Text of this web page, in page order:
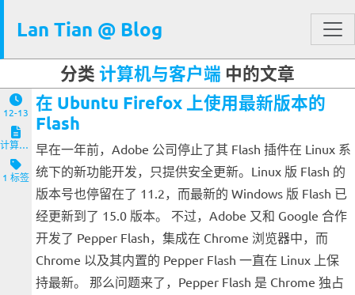
Lan Tian @ Blog
分类 计算机与客户端 中的文章
12-13
计算机与客户端
1 标签
在 Ubuntu Firefox 上使用最新版本的
Flash
早在一年前，Adobe 公司停止了其 Flash 插件在 Linux 系
统下的新功能开发，只提供安全更新。Linux 版 Flash 的
版本号也停留在了 11.2，而最新的 Windows 版 Flash 已
经更新到了 15.0 版本。 不过，Adobe 又和 Google 合作
开发了 Pepper Flash，集成在 Chrome 浏览器中，而
Chrome 以及其内置的 Pepper Flash 一直在 Linux 上保
持最新。 那么问题来了，Pepper Flash 是 Chrome 独占